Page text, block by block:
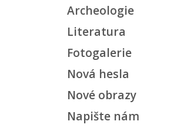
Archeologie
Literatura
Fotogalerie
Nová hesla
Nové obrazy
Napište nám